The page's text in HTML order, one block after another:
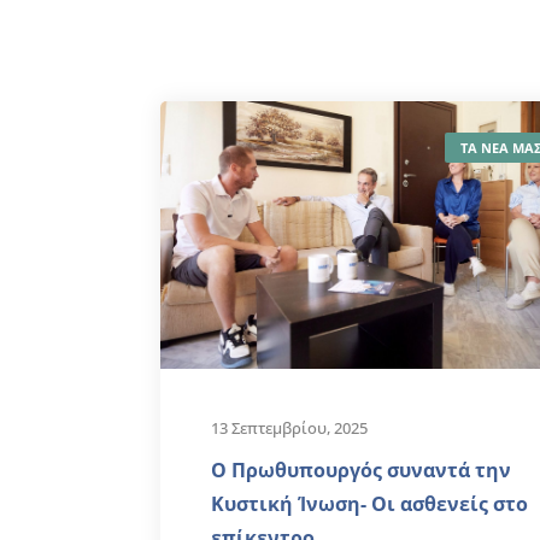
ΤΑ ΝΕΑ
13 Σεπτεμβρίου, 2025
Ο Πρωθυπουργός συναντά την
Κυστική Ίνωση- Οι ασθενείς στο